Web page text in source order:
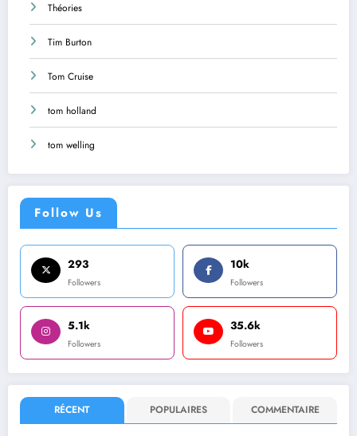
Théories
Tim Burton
Tom Cruise
tom holland
tom welling
Follow Us
293
Followers
10k
Followers
5.1k
Followers
35.6k
Followers
RÉCENT POPULAIRES COMMENTAIRE